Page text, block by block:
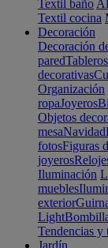
Textil baño
Textil cocina
Decoración
Decoración
paredTableros
decorativas
Organización
ropaJoyeros
Objetos
mesaNavidad
fotosFiguras
joyeros
Iluminación
muebles
exterior
Light
Tendencias y
Jardín